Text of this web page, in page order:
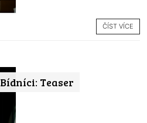
ČÍST VÍCE
Bídníci: Teaser